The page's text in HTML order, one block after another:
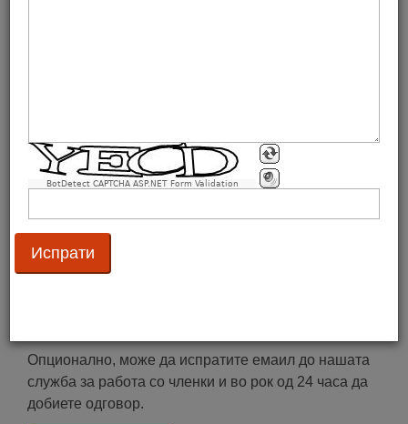
Можете да не контактирате и на email
прекуgs1mk@gs1mk.org.mk– наша заложба е на
од GS1 Македонија, притиснете
Опционално, може да испратите емаил до нашата
служба за работа со членки и во рок од 24 часа да
добиете одговор.
BotDetect CAPTCHA ASP.NET Form Validation